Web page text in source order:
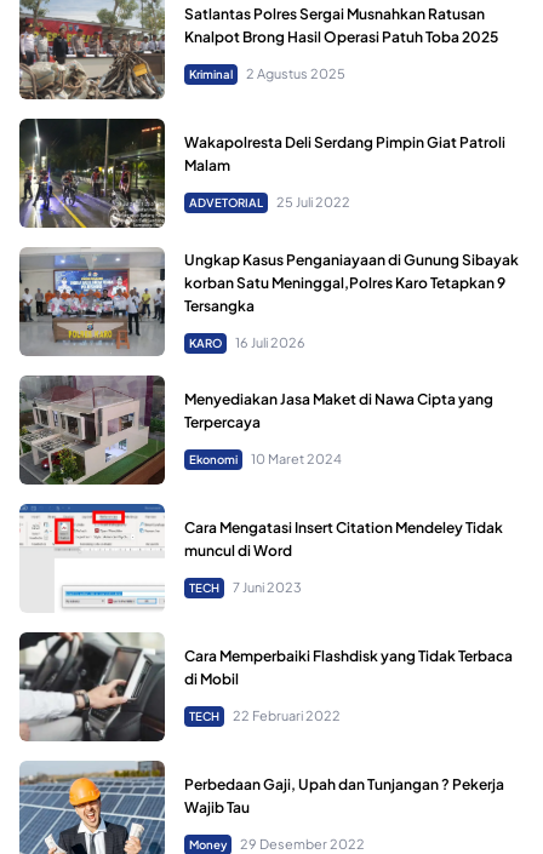
Satlantas Polres Sergai Musnahkan Ratusan
Knalpot Brong Hasil Operasi Patuh Toba 2025
Kriminal 2 Agustus 2025
Wakapolresta Deli Serdang Pimpin Giat Patroli
Malam
ADVETORIAL 25 Juli 2022
Ungkap Kasus Penganiayaan di Gunung Sibayak
korban Satu Meninggal,Polres Karo Tetapkan 9
Tersangka
KARO 16 Juli 2026
Menyediakan Jasa Maket di Nawa Cipta yang
Terpercaya
Ekonomi 10 Maret 2024
Cara Mengatasi Insert Citation Mendeley Tidak
muncul di Word
TECH 7 Juni 2023
Cara Memperbaiki Flashdisk yang Tidak Terbaca
di Mobil
TECH 22 Februari 2022
Perbedaan Gaji, Upah dan Tunjangan ? Pekerja
Wajib Tau
Money 29 Desember 2022